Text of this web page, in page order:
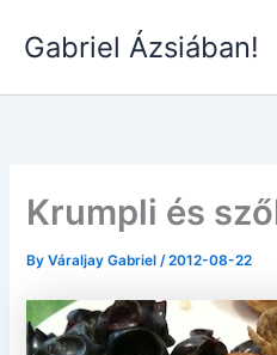
Gabriel Ázsiában!
Krumpli és
ByVáraljay Gabriel/2012-08-22